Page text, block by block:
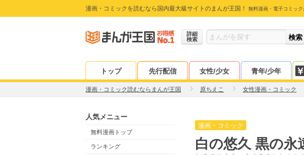
漫画・コミックを読むなら国内最大級サイトのまんが王国！ 無料漫画・電子コミッ
詳細
検索
トップ 先行配信 女性/少女 青年/少年
漫画・コミック読むならまんが王国 原ちえこ 女性漫画・コミック
人気メニュー
無料漫画トップ
ランキング
漫画・コミック
白の悠久 黒の永